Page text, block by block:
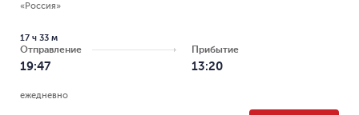
«Россия»
Отправление
19:47
17 ч 33 м
Прибытие
13:20
ежедневно